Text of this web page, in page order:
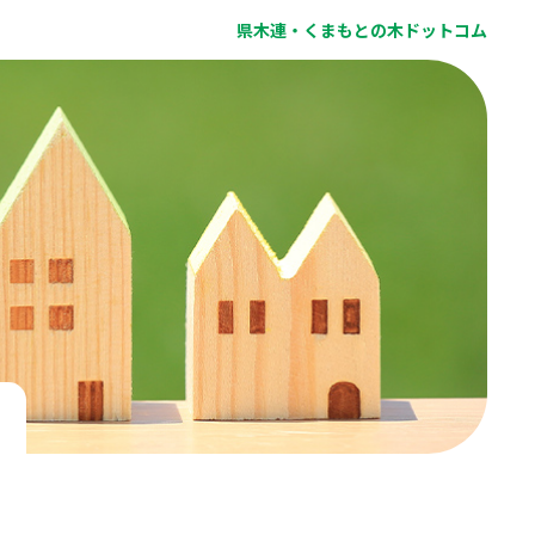
県木連・くまもとの木ドットコム